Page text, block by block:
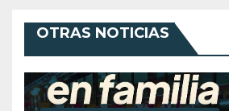
OTRAS NOTICIAS